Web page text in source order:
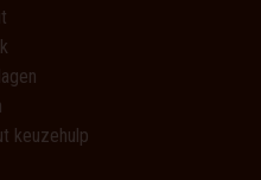
keuzehulp